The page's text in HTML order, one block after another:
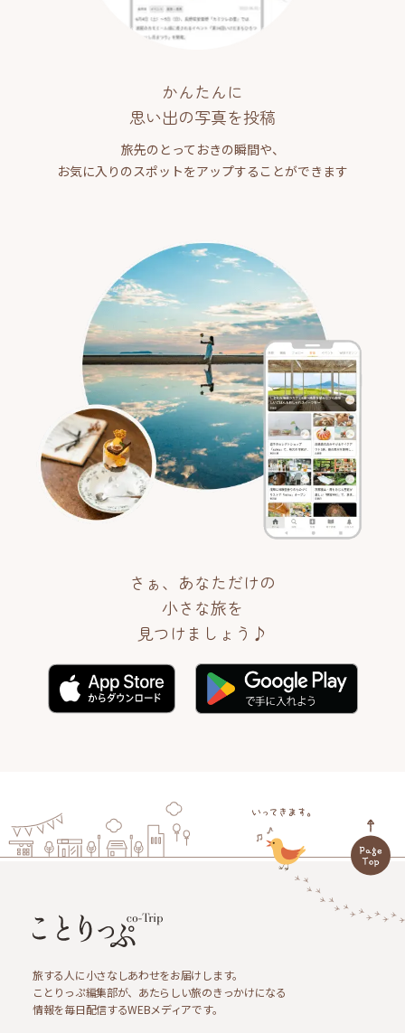
かんたんに
思い出の写真を投稿
旅先のとっておきの瞬間や、
お気に入りのスポットをアップすることができます
さぁ、あなただけの
小さな旅を
見つけましょう♪
旅する人に小さなしあわせをお届けします。
ことりっぷ編集部が、あたらしい旅のきっかけになる
情報を毎日配信するWEBメディアです。